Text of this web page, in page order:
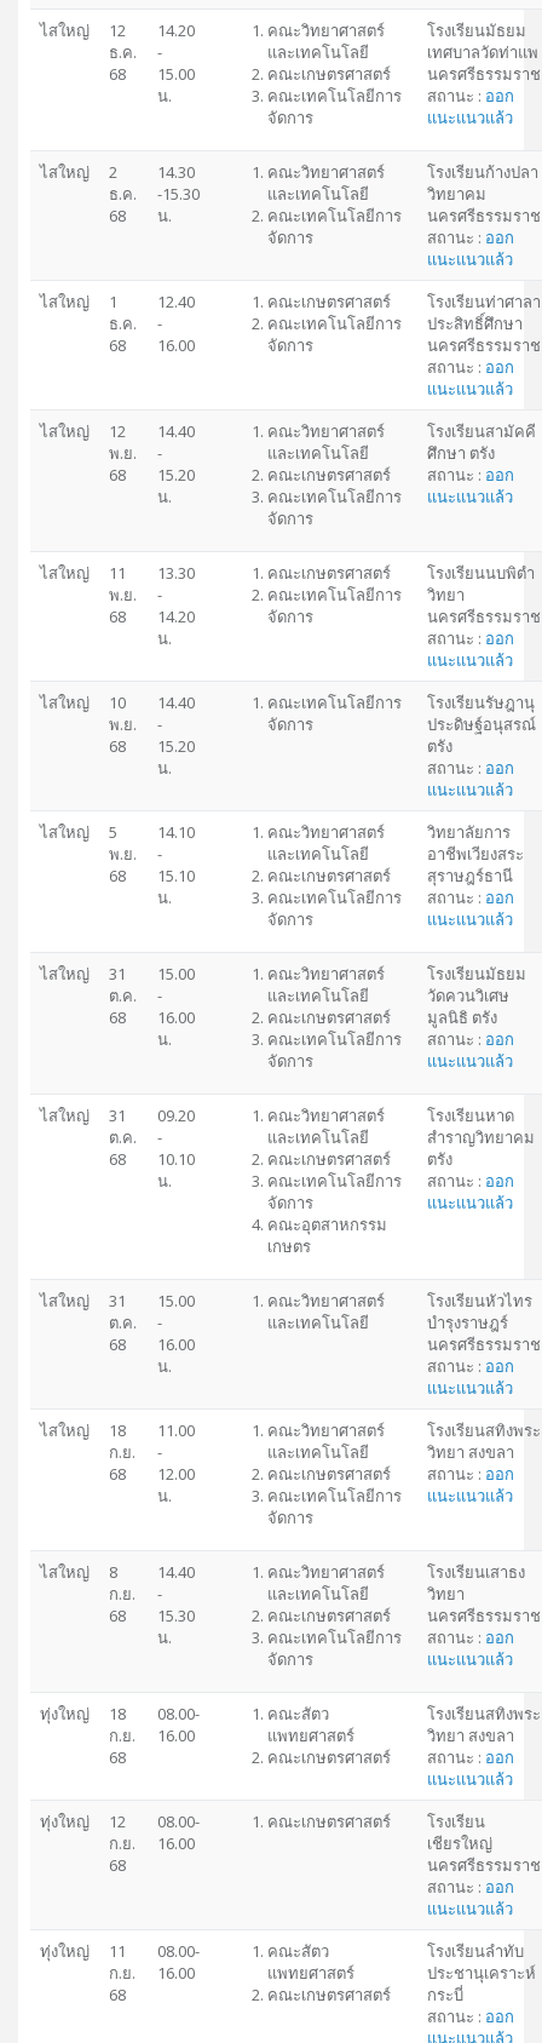
ไสใหญ่
12
ธ.ค.
68
14.20
-
15.00
น.
คณะวิทยาศาสตร์
และเทคโนโลยี
คณะเกษตรศาสตร์
คณะเทคโนโลยีการ
จัดการ
โรงเรียนมัธยม
เทศบาลวัดท่าแพ
นครศรีธรรมราช
สถานะ : ออก
แนะแนวแล้ว
ไสใหญ่
2
ธ.ค.
68
14.30
-15.30
น.
คณะวิทยาศาสตร์
และเทคโนโลยี
คณะเทคโนโลยีการ
จัดการ
โรงเรียนก้างปลา
วิทยาคม
นครศรีธรรมราช
สถานะ : ออก
แนะแนวแล้ว
ไสใหญ่
1
ธ.ค.
68
12.40
-
16.00
คณะเกษตรศาสตร์
คณะเทคโนโลยีการ
จัดการ
โรงเรียนท่าศาลา
ประสิทธิ์ศึกษา
นครศรีธรรมราช
สถานะ : ออก
แนะแนวแล้ว
ไสใหญ่
12
พ.ย.
68
14.40
-
15.20
น.
คณะวิทยาศาสตร์
และเทคโนโลยี
คณะเกษตรศาสตร์
คณะเทคโนโลยีการ
จัดการ
โรงเรียนสามัคคี
ศึกษา ตรัง
สถานะ : ออก
แนะแนวแล้ว
ไสใหญ่
11
พ.ย.
68
13.30
-
14.20
น.
คณะเกษตรศาสตร์
คณะเทคโนโลยีการ
จัดการ
โรงเรียนนบพิตำ
วิทยา
นครศรีธรรมราช
สถานะ : ออก
แนะแนวแล้ว
ไสใหญ่
10
พ.ย.
68
14.40
-
15.20
น.
คณะเทคโนโลยีการ
จัดการ
โรงเรียนรัษฎานุ
ประดิษฐ์อนุสรณ์
ตรัง
สถานะ : ออก
แนะแนวแล้ว
ไสใหญ่
5
พ.ย.
68
14.10
-
15.10
น.
คณะวิทยาศาสตร์
และเทคโนโลยี
คณะเกษตรศาสตร์
คณะเทคโนโลยีการ
จัดการ
วิทยาลัยการ
อาชีพเวียงสระ
สุราษฎร์ธานี
สถานะ : ออก
แนะแนวแล้ว
ไสใหญ่
31
ต.ค.
68
15.00
-
16.00
น.
คณะวิทยาศาสตร์
และเทคโนโลยี
คณะเกษตรศาสตร์
คณะเทคโนโลยีการ
จัดการ
โรงเรียนมัธยม
วัดควนวิเศษ
มูลนิธิ ตรัง
สถานะ : ออก
แนะแนวแล้ว
ไสใหญ่
31
ต.ค.
68
09.20
-
10.10
น.
คณะวิทยาศาสตร์
และเทคโนโลยี
คณะเกษตรศาสตร์
คณะเทคโนโลยีการ
จัดการ
คณะอุตสาหกรรม
เกษตร
โรงเรียนหาด
สำราญวิทยาคม
ตรัง
สถานะ : ออก
แนะแนวแล้ว
ไสใหญ่
31
ต.ค.
68
15.00
-
16.00
น.
คณะวิทยาศาสตร์
และเทคโนโลยี
โรงเรียนหัวไทร
บำรุงราษฎร์
นครศรีธรรมราช
สถานะ : ออก
แนะแนวแล้ว
ไสใหญ่
18
ก.ย.
68
11.00
-
12.00
น.
คณะวิทยาศาสตร์
และเทคโนโลยี
คณะเกษตรศาสตร์
คณะเทคโนโลยีการ
จัดการ
โรงเรียนสทิงพระ
วิทยา สงขลา
สถานะ : ออก
แนะแนวแล้ว
ไสใหญ่
8
ก.ย.
68
14.40
-
15.30
น.
คณะวิทยาศาสตร์
และเทคโนโลยี
คณะเกษตรศาสตร์
คณะเทคโนโลยีการ
จัดการ
โรงเรียนเสาธง
วิทยา
นครศรีธรรมราช
สถานะ : ออก
แนะแนวแล้ว
ทุ่งใหญ่
18
ก.ย.
68
08.00-
16.00
คณะสัตว
แพทยศาสตร์
คณะเกษตรศาสตร์
โรงเรียนสทิงพระ
วิทยา สงขลา
สถานะ : ออก
แนะแนวแล้ว
ทุ่งใหญ่
12
ก.ย.
68
08.00-
16.00
คณะเกษตรศาสตร์
โรงเรียน
เชียรใหญ่
นครศรีธรรมราช
สถานะ : ออก
แนะแนวแล้ว
ทุ่งใหญ่
11
ก.ย.
68
08.00-
16.00
คณะสัตว
แพทยศาสตร์
คณะเกษตรศาสตร์
โรงเรียนลำทับ
ประชานุเคราะห์
กระบี่
สถานะ : ออก
แนะแนวแล้ว